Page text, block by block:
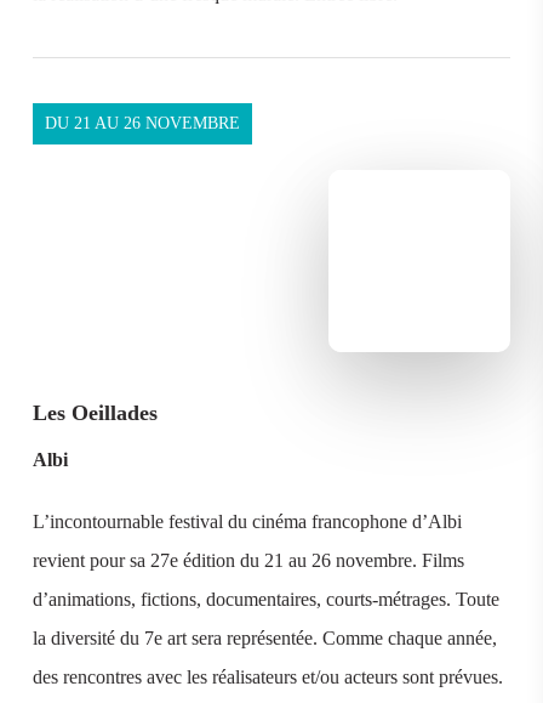
DU 21 AU 26 NOVEMBRE
Les Oeillades
Albi
L’incontournable festival du cinéma francophone d’Albi
revient pour sa 27e édition du 21 au 26 novembre. Films
d’animations, fictions, documentaires, courts-métrages. Toute
la diversité du 7e art sera représentée. Comme chaque année,
des rencontres avec les réalisateurs et/ou acteurs sont prévues.